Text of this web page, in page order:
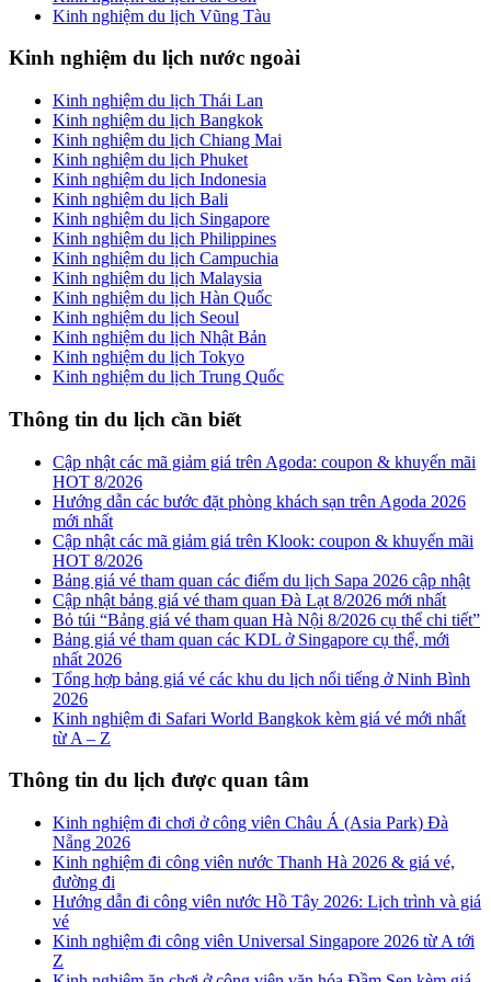
Kinh nghiệm du lịch Vũng Tàu
Kinh nghiệm du lịch nước ngoài
Kinh nghiệm du lịch Thái Lan
Kinh nghiệm du lịch Bangkok
Kinh nghiệm du lịch Chiang Mai
Kinh nghiệm du lịch Phuket
Kinh nghiệm du lịch Indonesia
Kinh nghiệm du lịch Bali
Kinh nghiệm du lịch Singapore
Kinh nghiệm du lịch Philippines
Kinh nghiệm du lịch Campuchia
Kinh nghiệm du lịch Malaysia
Kinh nghiệm du lịch Hàn Quốc
Kinh nghiệm du lịch Seoul
Kinh nghiệm du lịch Nhật Bản
Kinh nghiệm du lịch Tokyo
Kinh nghiệm du lịch Trung Quốc
Thông tin du lịch cần biết
Cập nhật các mã giảm giá trên Agoda: coupon & khuyến mãi
HOT 8/2026
Hướng dẫn các bước đặt phòng khách sạn trên Agoda 2026
mới nhất
Cập nhật các mã giảm giá trên Klook: coupon & khuyến mãi
HOT 8/2026
Bảng giá vé tham quan các điểm du lịch Sapa 2026 cập nhật
Cập nhật bảng giá vé tham quan Đà Lạt 8/2026 mới nhất
Bỏ túi “Bảng giá vé tham quan Hà Nội 8/2026 cụ thể chi tiết”
Bảng giá vé tham quan các KDL ở Singapore cụ thể, mới
nhất 2026
Tổng hợp bảng giá vé các khu du lịch nổi tiếng ở Ninh Bình
2026
Kinh nghiệm đi Safari World Bangkok kèm giá vé mới nhất
từ A – Z
Thông tin du lịch được quan tâm
Kinh nghiệm đi chơi ở công viên Châu Á (Asia Park) Đà
Nẵng 2026
Kinh nghiệm đi công viên nước Thanh Hà 2026 & giá vé,
đường đi
Hướng dẫn đi công viên nước Hồ Tây 2026: Lịch trình và giá
vé
Kinh nghiệm đi công viên Universal Singapore 2026 từ A tới
Z